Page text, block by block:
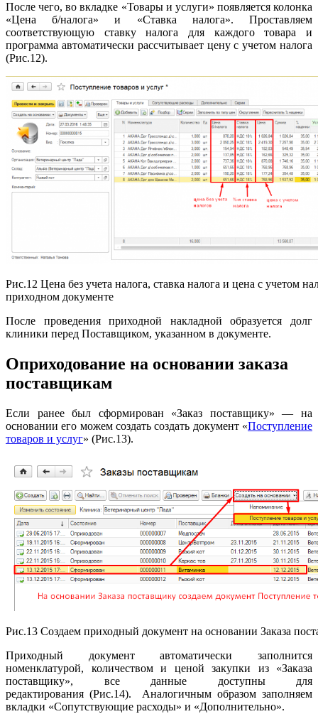
После чего, во вкладке «Товары и услуги» появляется колонка
«Цена б/налога» и «Ставка налога». Проставляем
соответствующую ставку налога для каждого товара и
программа автоматически рассчитывает цену с учетом налога
(Рис.12).
Рис.12 Цена без учета налога, ставка налога и цена с учетом
приходном документе
После проведения приходной накладной образуется долг
клиники перед Поставщиком, указанном в документе.
Оприходование на основании заказа
поставщикам
Если ранее был сформирован «Заказ поставщику» — на
основании его можем создать создать документ «Поступление
товаров и услуг» (Рис.13).
Рис.13 Создаем приходный документ на основании Заказа
Приходный документ автоматически заполнится
номенклатурой, количеством и ценой закупки из «Заказа
поставщику», вседанные доступны для
редактирования (Рис.14). Аналогичным образом заполняем
вкладки «Сопутствующие расходы» и «Дополнительно».